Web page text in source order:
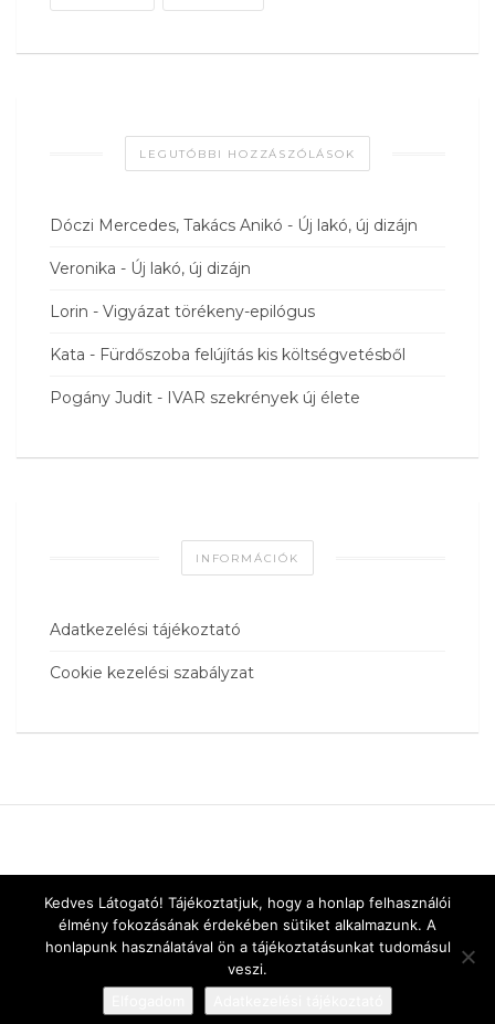
LEGUTÓBBI HOZZÁSZÓLÁSOK
Dóczi Mercedes, Takács Anikó - Új lakó, új dizájn
Veronika - Új lakó, új dizájn
Lorin - Vigyázat törékeny-epilógus
Kata - Fürdőszoba felújítás kis költségvetésből
Pogány Judit - IVAR szekrények új élete
INFORMÁCIÓK
Adatkezelési tájékoztató
Cookie kezelési szabályzat
Kedves Látogató! Tájékoztatjuk, hogy a honlap felhasználói
élmény fokozásának érdekében sütiket alkalmazunk. A
honlapunk használatával ön a tájékoztatásunkat tudomásul
veszi.